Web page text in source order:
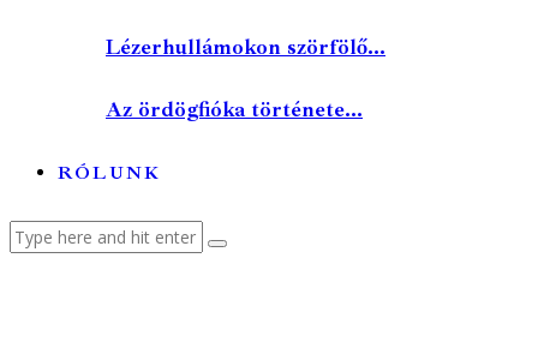
Lézerhullámokon szörfölő...
Az ördögfióka története...
RÓLUNK